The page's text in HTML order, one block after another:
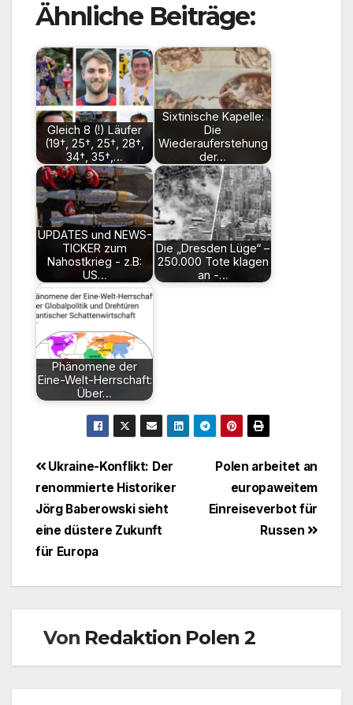
Ähnliche Beiträge:
Gleich 8 (!) Läufer
(19†, 25†, 25†, 28†,
34†, 35†,…
Sixtinische Kapelle:
Die
Wiederauferstehung
der…
UPDATES und NEWS-
TICKER zum
Nahostkrieg - z.B:
US…
Die „Dresden Lüge“ –
250.000 Tote klagen
an -…
Phänomene der
Eine-Welt-Herrschaft:
Über…
BeitragsnavigationPolen arbeitet an
europaweitem
Einreiseverbot für
Russen
Ukraine-Konflikt: Der
renommierte Historiker
Jörg Baberowski sieht
eine düstere Zukunft
für Europa
Von Redaktion Polen 2